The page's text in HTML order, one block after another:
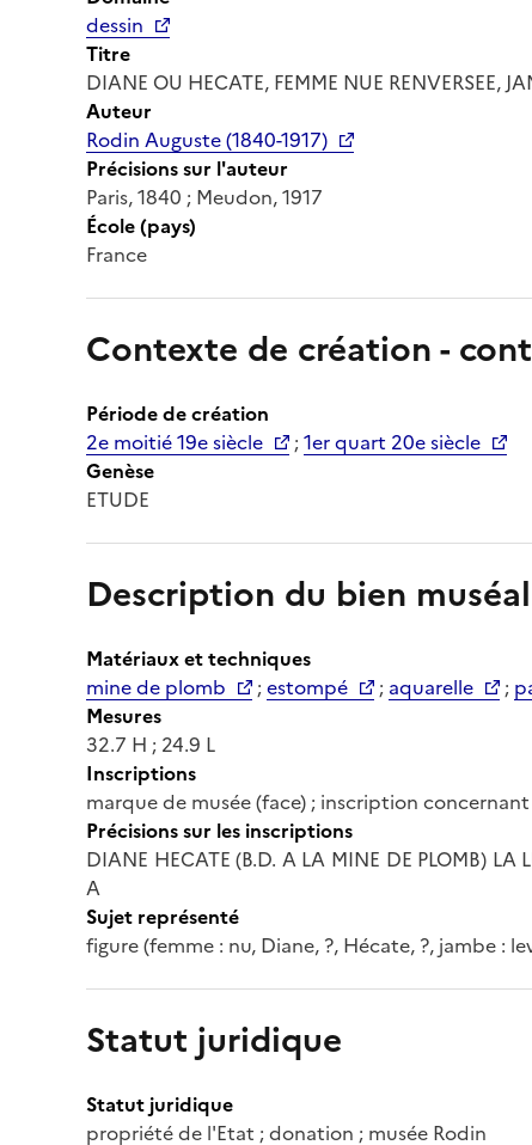
dessin
Titre
DIANE OU HECATE, FEMME NUE RENVERSEE,
Auteur
Rodin Auguste (1840-1917)
Précisions sur l'auteur
Paris, 1840 ; Meudon, 1917
École (pays)
France
Contexte de création -
Période de création
2e moitié 19e siècle
;1er quart 20e siècle
Genèse
ETUDE
Description du bien muséal
Matériaux et techniques
mine de plomb
;estompé ; aquarelle ;
Mesures
32.7 H ; 24.9 L
Inscriptions
marque de musée (face) ; inscription
Précisions sur les inscriptions
DIANE HECATE (B.D. A LA MINE DE PLOMB) LA
A
Sujet représenté
figure (femme : nu, Diane, ?, Hécate, ?, jambe :
Statut juridique
Statut juridique
propriété de l'Etat ; donation ; musée Rodin